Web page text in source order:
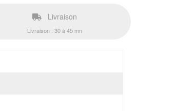
Livraison
Livraison : 30 à 45 mn